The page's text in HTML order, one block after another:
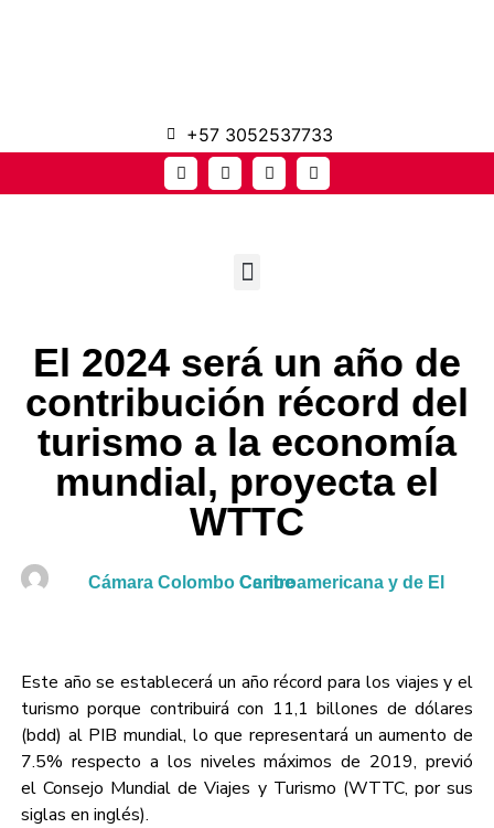
+57 3052537733
El 2024 será un año de
contribución récord del
turismo a la economía
mundial, proyecta el
WTTC
Cámara Colombo Centroamericana y de El Caribe
Este año se establecerá un año récord para los viajes y el
turismo porque contribuirá con 11,1 billones de dólares
(bdd) al PIB mundial, lo que representará un aumento de
7.5% respecto a los niveles máximos de 2019, previó
el Consejo Mundial de Viajes y Turismo (WTTC, por sus
siglas en inglés).